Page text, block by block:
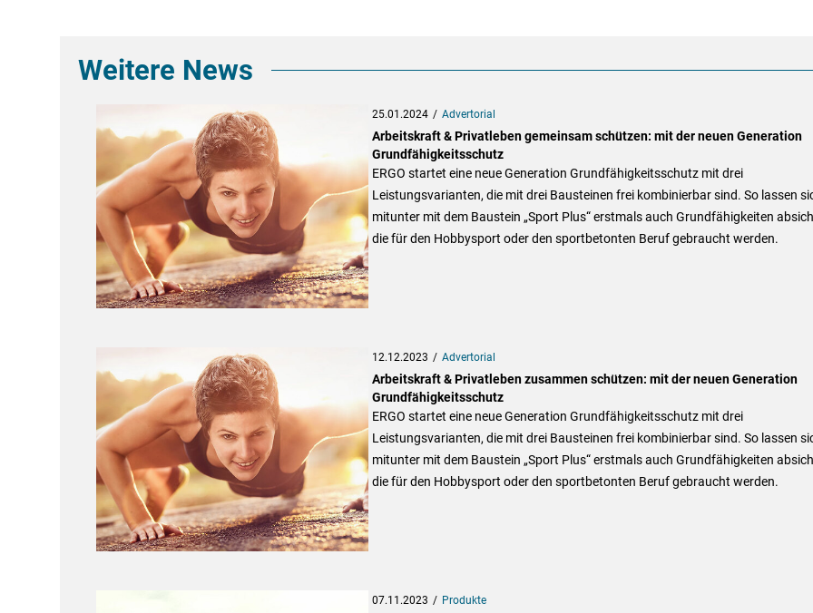
Weitere News
25.01.2024 Advertorial
Arbeitskraft & Privatleben gemeinsam schützen: mit der neuen Generation
Grundfähigkeitsschutz
ERGO startet eine neue Generation Grundfähigkeitsschutz mit drei
Leistungsvarianten, die mit drei Bausteinen frei kombinierbar sind. So lassen
mitunter mit dem Baustein „Sport Plus“ erstmals auch Grundfähigkeiten
die für den Hobbysport oder den sportbetonten Beruf gebraucht werden.
12.12.2023 Advertorial
Arbeitskraft & Privatleben zusammen schützen: mit der neuen Generation
Grundfähigkeitsschutz
ERGO startet eine neue Generation Grundfähigkeitsschutz mit drei
Leistungsvarianten, die mit drei Bausteinen frei kombinierbar sind. So lassen
mitunter mit dem Baustein „Sport Plus“ erstmals auch Grundfähigkeiten
die für den Hobbysport oder den sportbetonten Beruf gebraucht werden.
07.11.2023 Produkte